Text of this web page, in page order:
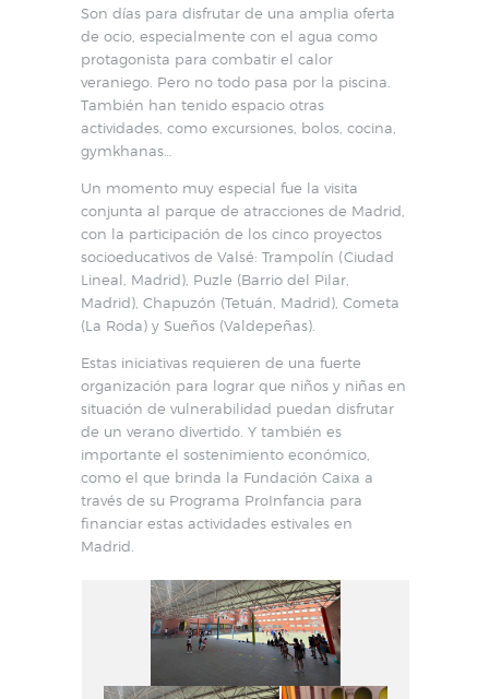
Son días para disfrutar de una amplia oferta
de ocio, especialmente con el agua como
protagonista para combatir el calor
veraniego. Pero no todo pasa por la piscina.
También han tenido espacio otras
actividades, como excursiones, bolos, cocina,
gymkhanas…
Un momento muy especial fue la visita
conjunta al parque de atracciones de Madrid,
con la participación de los cinco proyectos
socioeducativos de Valsé: Trampolín (Ciudad
Lineal, Madrid), Puzle (Barrio del Pilar,
Madrid), Chapuzón (Tetuán, Madrid), Cometa
(La Roda) y Sueños (Valdepeñas).
Estas iniciativas requieren de una fuerte
organización para lograr que niños y niñas en
situación de vulnerabilidad puedan disfrutar
de un verano divertido. Y también es
importante el sostenimiento económico,
como el que brinda la Fundación Caixa a
través de su Programa ProInfancia para
financiar estas actividades estivales en
Madrid.